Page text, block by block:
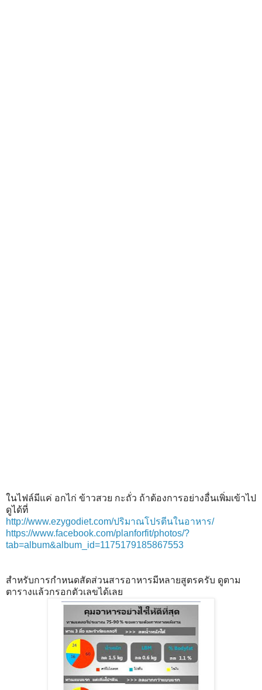
ในไฟล์มีแค่ อกไก่ ข้าวสวย กะถั่ว ถ้าต้องการอย่างอื่นเพิ่มเข้าไป
ดูได้ที่
http://www.ezygodiet.com/ปริมาณโปรตีนในอาหาร/
https://www.facebook.com/planforfit/photos/?
tab=album&album_id=1175179185867553
สำหรับการกำหนดสัดส่วนสารอาหารมีหลายสูตรครับ ดูตาม
ตารางแล้วกรอกตัวเลขได้เลย